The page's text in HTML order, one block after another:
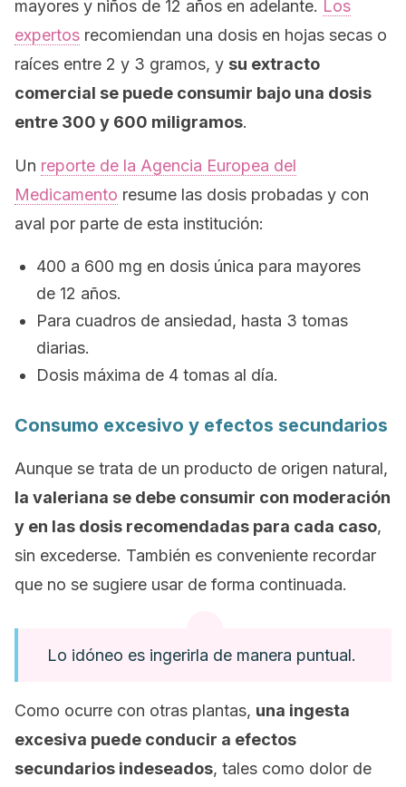
mayores y niños de 12 años en adelante. Los
expertos recomiendan una dosis en hojas secas o
raíces entre 2 y 3 gramos, y su extracto
comercial se puede consumir bajo una dosis
entre 300 y 600 miligramos.
Un reporte de la Agencia Europea del
Medicamento resume las dosis probadas y con
aval por parte de esta institución:
400 a 600 mg en dosis única para mayores
de 12 años.
Para cuadros de ansiedad, hasta 3 tomas
diarias.
Dosis máxima de 4 tomas al día.
Consumo excesivo y efectos secundarios
Aunque se trata de un producto de origen natural,
la valeriana se debe consumir con moderación
y en las dosis recomendadas para cada caso,
sin excederse. También es conveniente recordar
que no se sugiere usar de forma continuada.
Lo idóneo es ingerirla de manera puntual.
Como ocurre con otras plantas, una ingesta
excesiva puede conducir a efectos
secundarios indeseados, tales como dolor de